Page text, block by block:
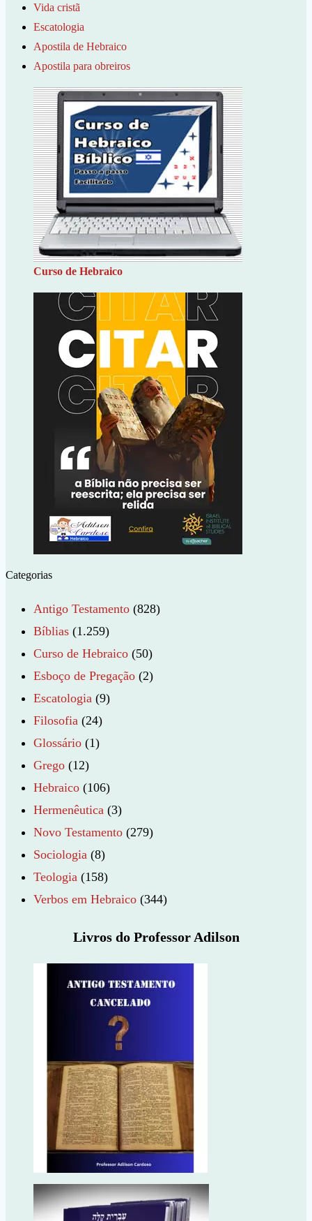
Vida cristã
Escatologia
Apostila de Hebraico
Apostila para obreiros
Curso de Hebraico
Categorias
Antigo Testamento (828)
Bíblias (1.259)
Curso de Hebraico (50)
Esboço de Pregação (2)
Escatologia (9)
Filosofia (24)
Glossário (1)
Grego (12)
Hebraico (106)
Hermenêutica (3)
Novo Testamento (279)
Sociologia (8)
Teologia (158)
Verbos em Hebraico (344)
Livros do Professor Adilson